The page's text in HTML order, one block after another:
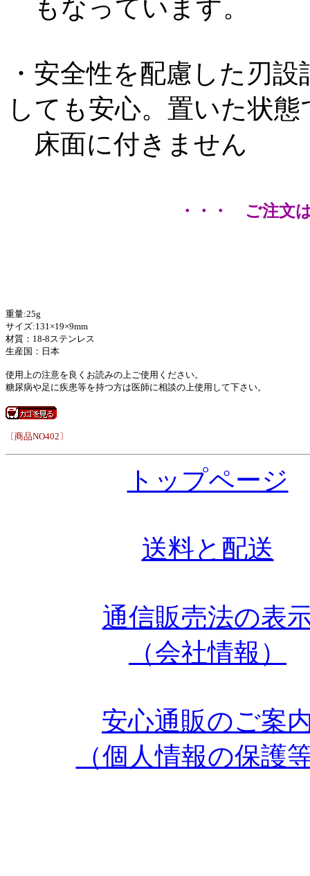
もなっています。
・安全性を配慮した刃
しても安心。置いた状態
床面に付きません
・・・ ご注文
重量:25g
サイズ:131×19×9mm
材質：18-8ステンレス
生産国：日本
使用上の注意を良くお読みの上ご使用ください。
糖尿病や足に疾患等を持つ方は医師に相談の上使用して下さい。
〔商品NO402〕
トップページ
送料と配送
通信販売法の表
（会社情報）
安心通販のご案
（個人情報の保護